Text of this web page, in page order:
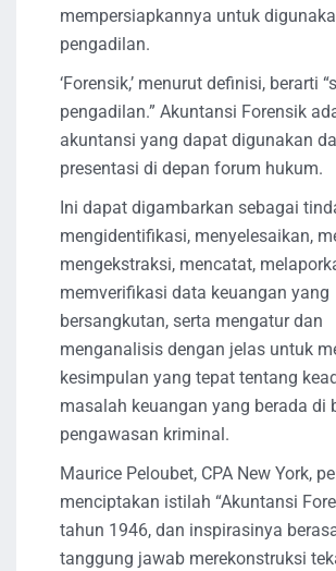
mempersiapkannya untuk
pengadilan.
‘Forensik,’ menurut definisi, berarti
pengadilan.” Akuntansi Forensik
akuntansi yang dapat digunakan
presentasi di depan forum hukum.
Ini dapat digambarkan sebagai
mengidentifikasi, menyelesaikan,
mengekstraksi, mencatat,
memverifikasi data keuangan yang
bersangkutan, serta mengatur dan
menganalisis dengan jelas untuk
kesimpulan yang tepat tentang
masalah keuangan yang berada di
pengawasan kriminal.
Maurice Peloubet, CPA New York,
menciptakan istilah “Akuntansi
tahun 1946, dan inspirasinya
tanggung jawab merekonstruksi